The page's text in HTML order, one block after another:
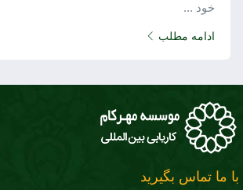
خود ...
ادامه مطلب
با ما تماس بگیرید